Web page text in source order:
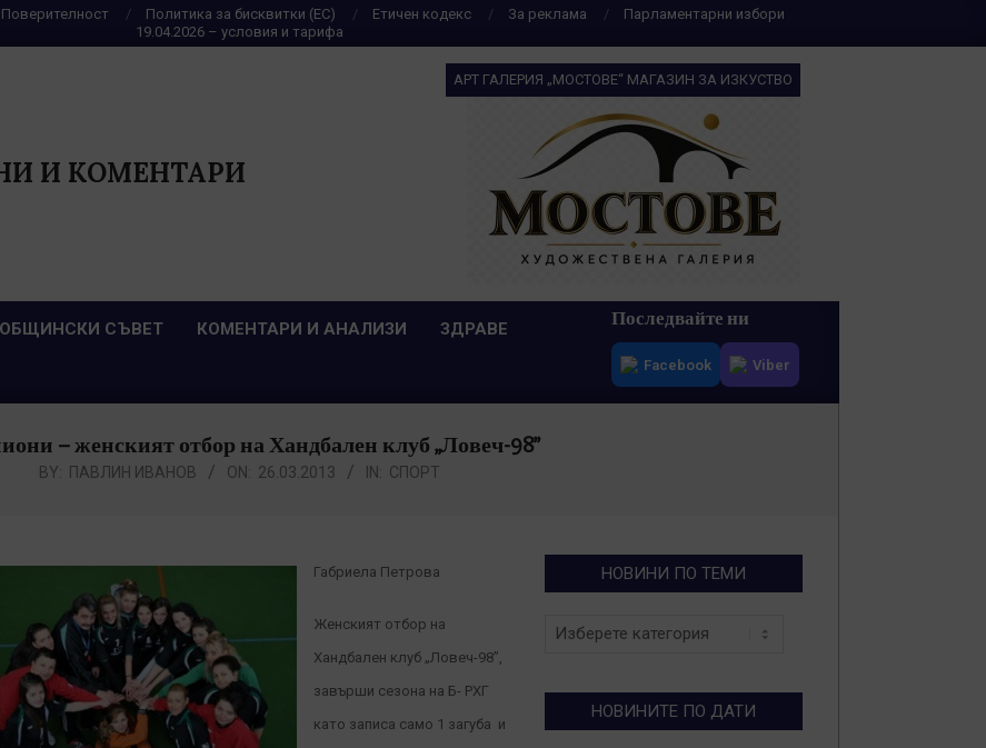
Поверителност Политика за бисквитки (ЕС) Етичен кодекс За реклама
Парламентарни избори
19.04.2026 – условия и тарифа
И КОМЕНТАРИ
АРТ ГАЛЕРИЯ „МОСТОВЕ“ МАГАЗИН ЗА ИЗКУСТВО
ОБЩИНСКИ СЪВЕТ КОМЕНТАРИ И АНАЛИЗИ ЗДРАВЕ Последвайте ни
Facebook Viber
– женският отбор на Хандбален клуб „Ловеч-98”
BY: ПАВЛИН ИВАНОВ ON: 26.03.2013 IN: СПОРТ
Габриела Петрова
Женският отбор на
Хандбален клуб „Ловеч-98”,
завърши сезона на Б- РХГ
като записа само 1 загуба и
НОВИНИ ПО ТЕМИ
Новини
НОВИНИТЕ ПО ДАТИ